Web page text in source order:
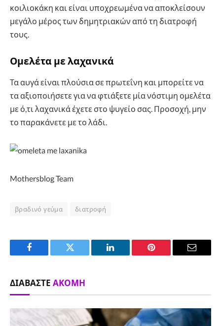
κοιλιοκάκη και είναι υποχρεωμένα να αποκλείσουν
μεγάλο μέρος των δημητριακών από τη διατροφή
τους.
Ομελέτα με λαχανικά
Τα αυγά είναι πλούσια σε πρωτεΐνη και μπορείτε να
τα αξιοποιήσετε για να φτιάξετε μία νόστιμη ομελέτα
με ό,τι λαχανικά έχετε στο ψυγείο σας. Προσοχή, μην
το παρακάνετε με το λάδι.
Mothersblog Team
βραδινό γεύμα διατροφή
Facebook Twitter LinkedIn Pinterest Email
ΔΙΑΒΆΣΤΕ ΑΚΌΜΗ